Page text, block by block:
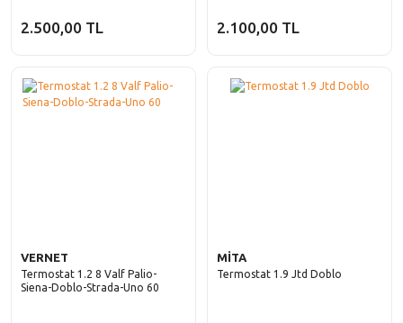
2.500,00 TL 2.100,00 TL
VERNET
Termostat 1.2 8 Valf Palio-
Siena-Doblo-Strada-Uno 60
MİTA
Termostat 1.9 Jtd Doblo